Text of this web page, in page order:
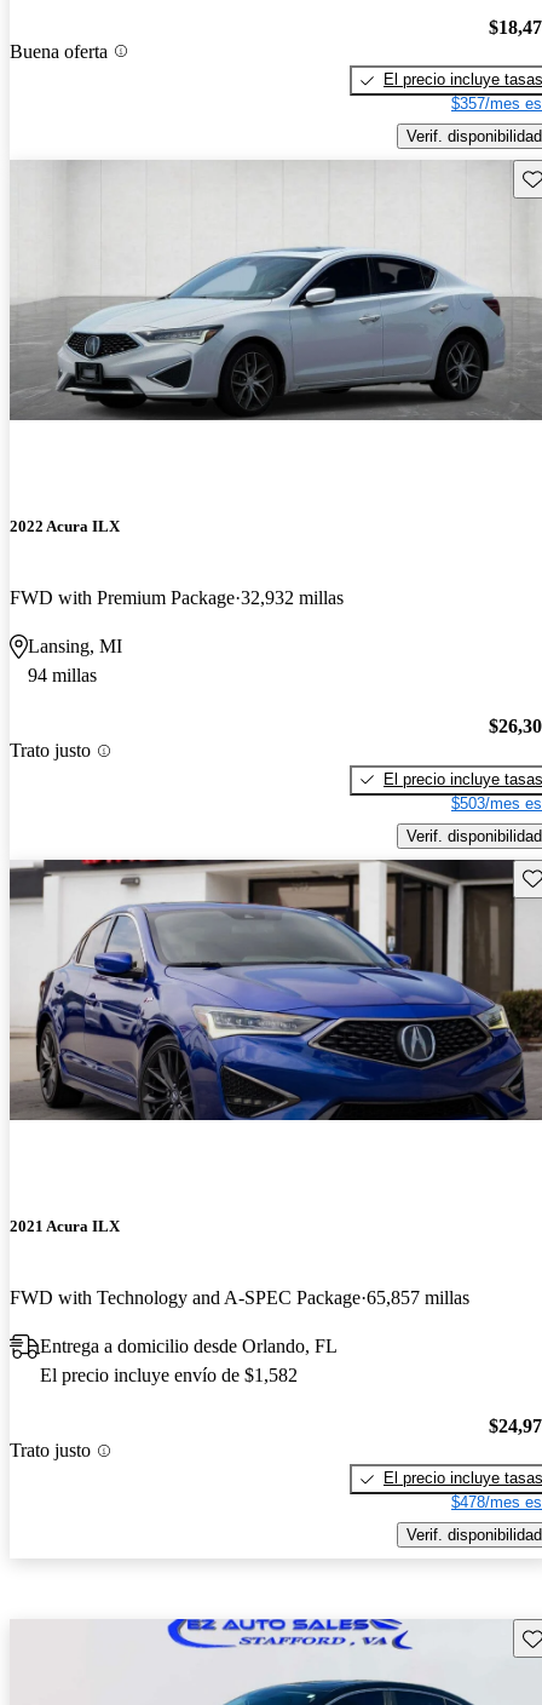
Buena oferta
El precio incluye tasas
$357/mes
Verif. disponibilidad
2022 Acura ILX
FWD with Premium Package 32,932 millas
Lansing, MI
94 millas
Trato justo
El precio incluye tasas
$503/mes
Verif. disponibilidad
2021 Acura ILX
FWD with Technology and A-SPEC Package 65,857 millas
Entrega a domicilio desde Orlando, FL
El precio incluye envío de $1,582
Trato justo
El precio incluye tasas
$478/mes
Verif. disponibilidad